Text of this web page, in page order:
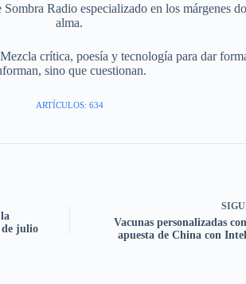
Radio especializado en los márgenes
alma.
crítica, poesía y tecnología para dar
sino que cuestionan.
ARTÍCULOS: 634
julio
Vacunas personalizadas
apuesta de China con